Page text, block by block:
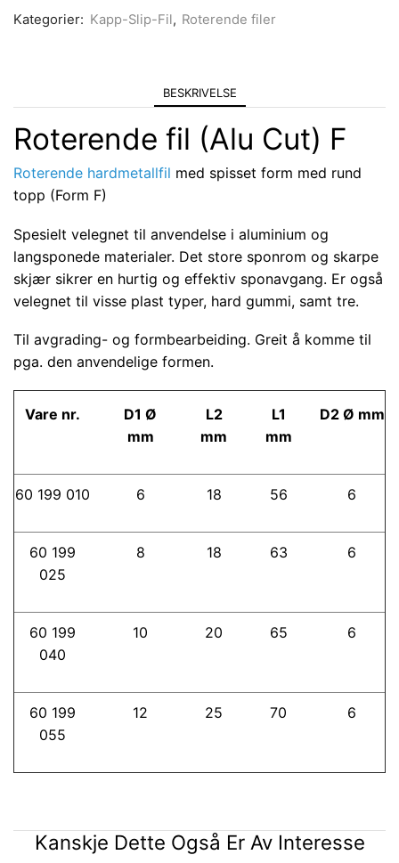
Kategorier: Kapp-Slip-Fil, Roterende filer
BESKRIVELSE
Roterende fil (Alu Cut) F
Roterende hardmetallfil med spisset form med rund
topp (Form F)
Spesielt velegnet til anvendelse i aluminium og
langsponede materialer. Det store sponrom og skarpe
skjær sikrer en hurtig og effektiv sponavgang. Er også
velegnet til visse plast typer, hard gummi, samt tre.
Til avgrading- og formbearbeiding. Greit å komme til
pga. den anvendelige formen.
Vare nr.
D1 Ø
mm
L2
mm
L1
mm
D2 Ø mm
60 199 010 6 18 56 6
60 199
025
8 18 63 6
60 199
040
10 20 65 6
60 199
055
12 25 70 6
Kanskje Dette Også Er Av Interesse